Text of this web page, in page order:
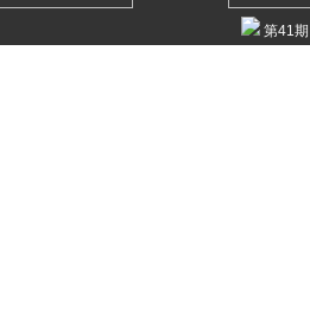
第41期